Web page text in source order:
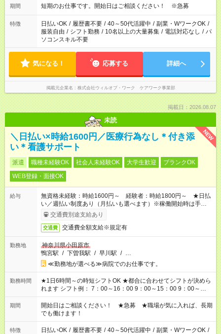
期間 短期のお仕事です。開始日はご相談ください！ ※急募
特徴 日払いOK / 履歴書不要 / 40～50代活躍中 / 副業・WワークOK /
服装自由 / シフト勤務 / 10名以上の大量募集 / 電話対応なし / パ
ソコンスキル不要
気になる！ 応募する 詳細へ
掲載元企業名 株式会社ウィルオブ・ワーク ケアワーク事業部
掲載日：2026.08.07
未読
NEW
＼日払い×時給1600円／医療行為なし＊付き添
い＊看護サポート
派遣 職種未経験OK 社会人未経験OK 大学生歓迎
ブランクOK
WEB登録・面接OK
給与
無資格未経験：時給1600円～ 経験者：時給1800円～ ★日払
い／週払い制度あり（月払いも選べます）※稼働開始時は手続き
完了次第のお支払いとなります。
交通費別途支給あり
交通費 交通費全額支給※規定有
勤務地
神奈川県小田原市
鴨宮駅 / 下曽我駅 / 早川駅 / …
≪勤務地が選べる≫病院でのお仕事です。
勤務時間
★1日6時間～の時短シフトOK ★都合に合わせてシフトが決めら
れます シフト例： 7：00～16：00 9：00～15：00 9：00～
18：00 11：00～20：00 など ※Wワークの場合、他のお仕事と
合わせ週40時間超の就業はご案内できません ※法令に基づき、
週20時間以上勤務は社会保険への加入対象となります ※労働者
派遣法（日雇い派遣の原則禁止）により、短時間・短期間の就
業はご案内が難しい場合があります
期間
開始日はご相談ください！ ★急募 ★職場が気に入れば、長期
でも働けます！
特徴 日払いOK / 履歴書不要 / 40～50代活躍中 / 副業・WワークOK /